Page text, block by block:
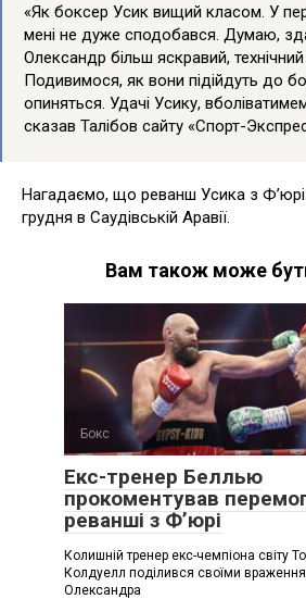
«Як боксер Усик вищий класом. У
мені не дуже сподобався. Думаю,
Олександр більш яскравий,
Подивимося, як вони підійдуть до
опиняться. Удачі Усику,
сказав Талібов сайту «Спорт-
Нагадаємо, що реванш Усика з Ф’юрі
грудня в Саудівській Аравії.
Вам також може
Бокс
Екс-тренер Беллью
прокоментував
реванші з Ф’юрі
Колишній тренер екс-чемпіона світу
Колдуелл поділився своїми
Олександра